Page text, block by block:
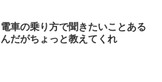
電車の乗り方で聞きたいことある
んだがちょっと教えてくれ